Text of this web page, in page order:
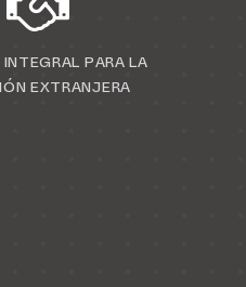
PARA LA
EXTRANJERA